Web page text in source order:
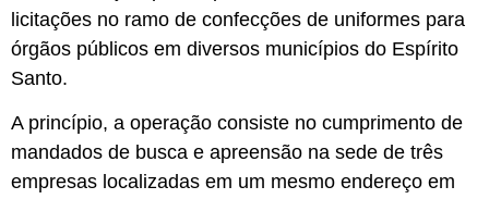
licitações no ramo de confecções de uniformes para
órgãos públicos em diversos municípios do Espírito
Santo.
A princípio, a operação consiste no cumprimento de
mandados de busca e apreensão na sede de três
empresas localizadas em um mesmo endereço em